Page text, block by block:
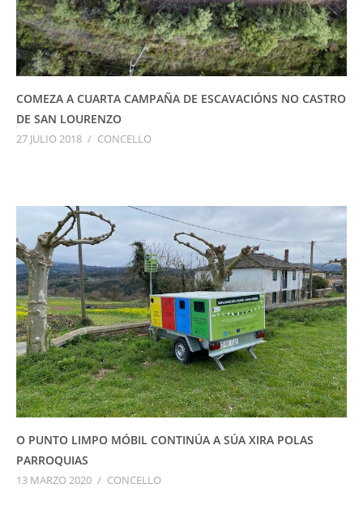
COMEZA A CUARTA CAMPAÑA DE ESCAVACIÓNS NO CASTRO
DE SAN LOURENZO
27 JULIO 2018 / CONCELLO
O PUNTO LIMPO MÓBIL CONTINÚA A SÚA XIRA POLAS
PARROQUIAS
13 MARZO 2020 / CONCELLO